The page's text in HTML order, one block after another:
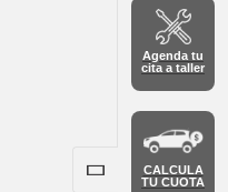
Agenda tu
cita a taller
CALCULA
TU CUOTA